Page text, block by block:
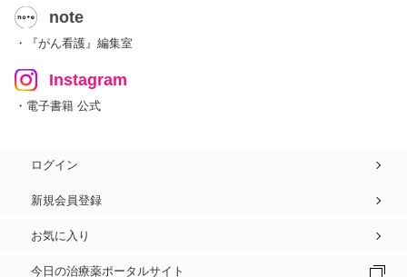
note
・『がん看護』編集室
Instagram
・電子書籍 公式
ログイン
新規会員登録
お気に入り
今日の治療薬ポータルサイト